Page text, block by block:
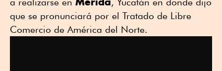
que se pronunciará por el Tratado de Libre
Comercio de América del Norte.